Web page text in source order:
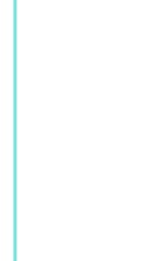
Ministarstvo
RS uputilo